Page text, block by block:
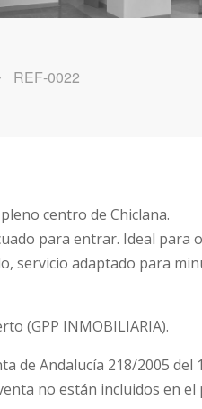
REF-0022
centro de Chiclana.
para entrar. Ideal
servicio adaptado para
(GPP INMOBILIARIA).
de Andalucía 218/2005
no están incluidos en el